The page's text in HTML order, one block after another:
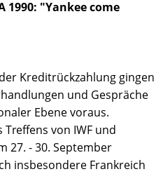
1990: "Yankee come
Kreditrückzahlung gingen
und Gespräche
Ebene voraus.
von IWF und
27. - 30. September
insbesondere Frankreich